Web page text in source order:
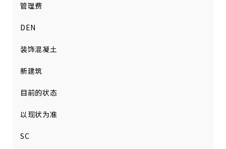
管理费
DEN
装饰混凝土
新建筑
目前的状态
以现状为准
SC